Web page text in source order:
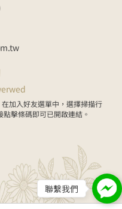
聯繫我們
加入好友選單中，選擇掃描行
擊條碼即可已開啟連結。